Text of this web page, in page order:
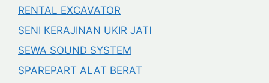
RENTAL EXCAVATOR
SENI KERAJINAN UKIR JATI
SEWA SOUND SYSTEM
SPAREPART ALAT BERAT